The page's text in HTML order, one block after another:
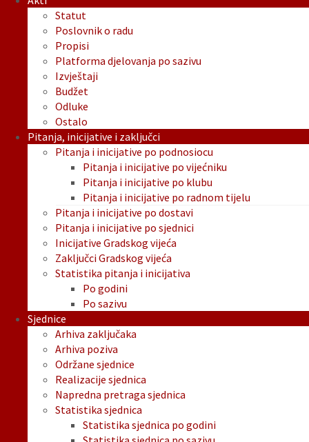
Statut
Poslovnik o radu
Propisi
Platforma djelovanja po sazivu
Izvještaji
Budžet
Odluke
Ostalo
Pitanja, inicijative i zaključci
Pitanja i inicijative po podnosiocu
Pitanja i inicijative po vijećniku
Pitanja i inicijative po klubu
Pitanja i inicijative po radnom tijelu
Pitanja i inicijative po dostavi
Pitanja i inicijative po sjednici
Inicijative Gradskog vijeća
Zaključci Gradskog vijeća
Statistika pitanja i inicijativa
Po godini
Po sazivu
Sjednice
Arhiva zaključaka
Arhiva poziva
Održane sjednice
Realizacije sjednica
Napredna pretraga sjednica
Statistika sjednica
Statistika sjednica po godini